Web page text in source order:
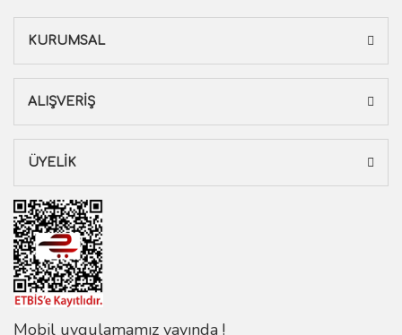
KURUMSAL
ALIŞVERİŞ
ÜYELİK
Mobil uygulamamız yayında !